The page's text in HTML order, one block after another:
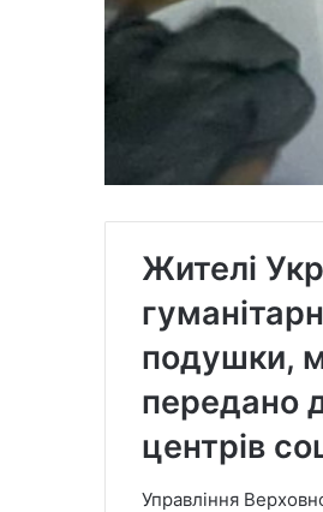
Жителі
подушки,
передано
центрів
Управління